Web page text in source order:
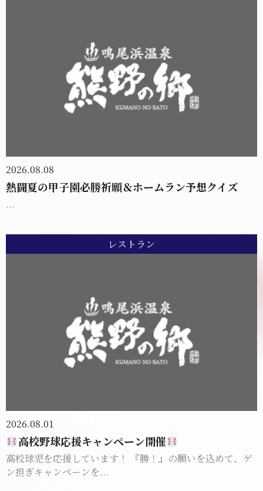
2026.08.08
熱闘夏の甲子園必勝祈願＆ホームラン予想クイズ
...
レストラン
2026.08.01
高校野球応援キャンペーン開催
高校球児を応援しています！ 『勝！』の願いを込めて、ゲ
ン担ぎキャンペーンを...